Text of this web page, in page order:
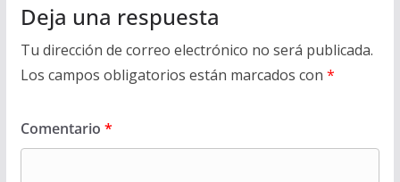
Deja una respuesta
Tu dirección de correo electrónico no será publicada.
Los campos obligatorios están marcados con *
Comentario *